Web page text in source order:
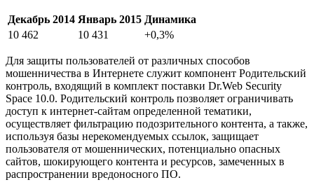
Декабрь 2014 Январь 2015 Динамика
10 462
10 431 +0,3%
Для защиты пользователей от различных способов
мошенничества в Интернете служит компонент Родительский
контроль, входящий в комплект поставки Dr.Web Security
Space 10.0. Родительский контроль позволяет ограничивать
доступ к интернет-сайтам определенной тематики,
осуществляет фильтрацию подозрительного контента, а также,
используя базы нерекомендуемых ссылок, защищает
пользователя от мошеннических, потенциально опасных
сайтов, шокирующего контента и ресурсов, замеченных в
распространении вредоносного ПО.